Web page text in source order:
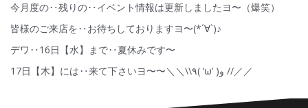
今月度の‥残りの‥イベント情報は更新しましたヨ〜（爆笑）
皆様のご来店を‥お待ちしておりますヨ〜(*´∀`)♪
デワ‥16日【水】まで‥夏休みです〜
17日【木】には‥来て下さいヨ〜〜＼＼\\٩( ‘ω’ )و //／／